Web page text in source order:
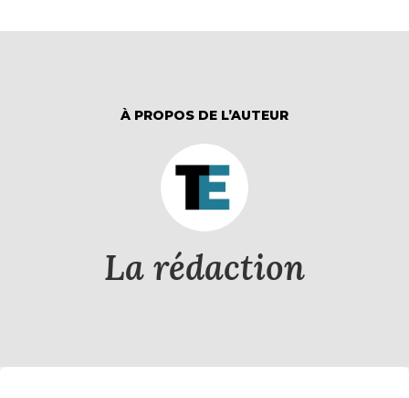
À PROPOS DE L’AUTEUR
La rédaction